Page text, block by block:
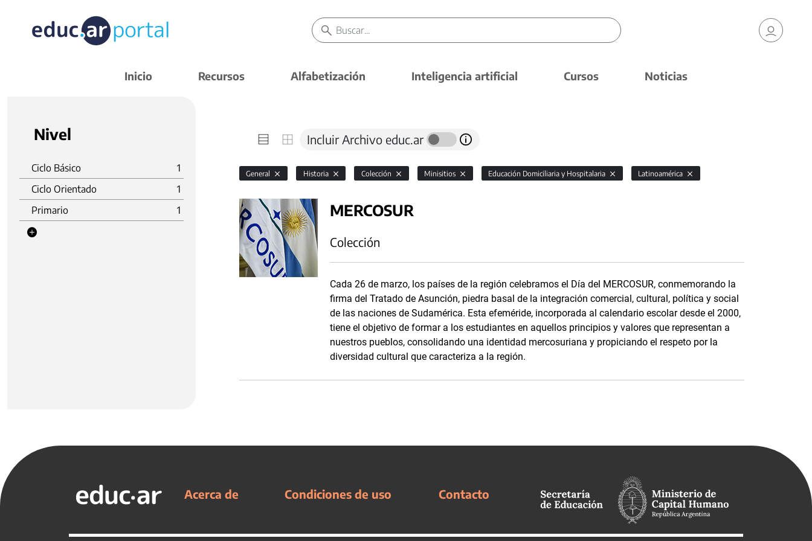
Inicio Recursos Alfabetización Inteligencia artificial Cursos Noticias
Nivel
Ciclo Básico
1
Ciclo Orientado
1
Primario
1
Incluir Archivo educ.ar
General Historia Colección Minisitios Educación Domiciliaria y Hospitalaria Latinoamérica
MERCOSUR
Colección
Cada 26 de marzo, los países de la región celebramos el Día del MERCOSUR, conmemorando la
firma del Tratado de Asunción, piedra basal de la integración comercial, cultural, política y social
de las naciones de Sudamérica. Esta efeméride, incorporada al calendario escolar desde el 2000,
tiene el objetivo de formar a los estudiantes en aquellos principios y valores que representan a
nuestros pueblos, consolidando una identidad mercosuriana y propiciando el respeto por la
diversidad cultural que caracteriza a la región.
Acerca de Condiciones de uso Contacto